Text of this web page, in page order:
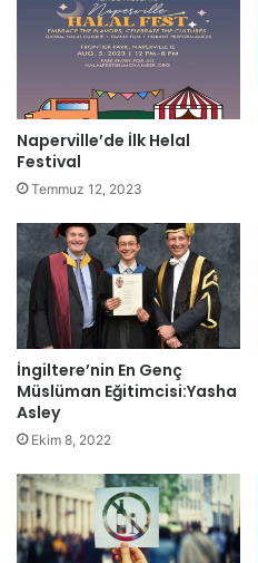
Naperville’de İlk Helal
Festival
Temmuz 12, 2023
İngiltere’nin En Genç
Müslüman Eğitimcisi:Yasha
Asley
Ekim 8, 2022